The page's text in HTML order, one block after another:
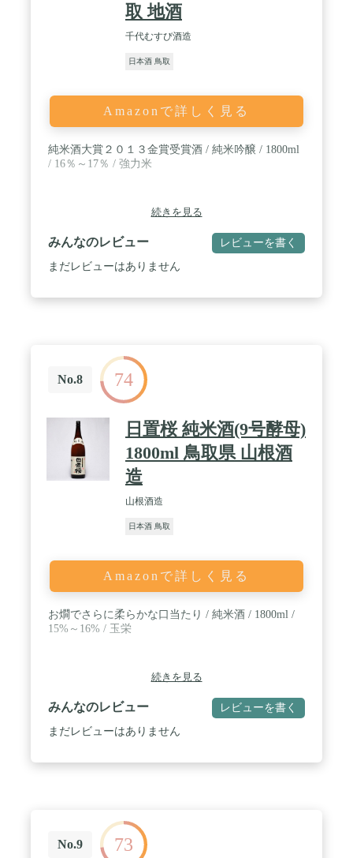
取 地酒
千代むすび酒造
日本酒 鳥取
Amazonで詳しく見る
純米酒大賞２０１３金賞受賞酒 / 純米吟醸 / 1800ml
/ 16％～17％ / 強力米
続きを見る
みんなのレビュー レビューを書く
まだレビューはありません
No.8 74
日置桜 純米酒(9号酵母)
1800ml 鳥取県 山根酒
造
山根酒造
日本酒 鳥取
Amazonで詳しく見る
お燗でさらに柔らかな口当たり / 純米酒 / 1800ml /
15%～16% / 玉栄
続きを見る
みんなのレビュー レビューを書く
まだレビューはありません
No.9 73